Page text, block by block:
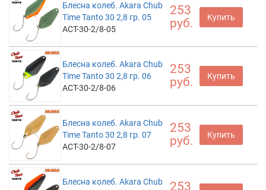
Блесна колеб. Akara Chub
Time Tanto 30 2,8 гр. 05
ACT-30-2/8-05
253
руб.
Купить
Блесна колеб. Akara Chub
Time Tanto 30 2,8 гр. 06
ACT-30-2/8-06
253
руб.
Купить
Блесна колеб. Akara Chub
Time Tanto 30 2,8 гр. 07
ACT-30-2/8-07
253
руб.
Купить
Блесна колеб. Akara Chub
253